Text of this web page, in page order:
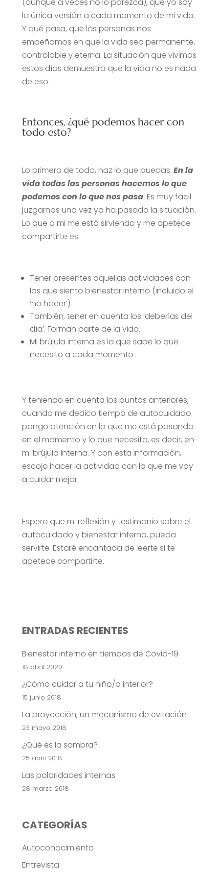
(aunque a veces no lo parezca), que yo soy
la única versión a cada momento de mi vida.
Y qué pasa, que las personas nos
empeñamos en que la vida sea permanente,
controlable y eterna. La situación que vivimos
estos días demuestra que la vida no es nada
de eso.
Entonces, ¿qué podemos hacer con
todo esto?
Lo primero de todo, haz lo que puedas. En la
vida todas las personas hacemos lo que
podemos con lo que nos pasa. Es muy fácil
juzgarnos una vez ya ha pasado la situación.
Lo que a mi me está sirviendo y me apetece
compartirte es:
Tener presentes aquellas actividades con
las que siento bienestar interno (incluido el
‘no hacer’).
También, tener en cuenta los ‘deberías del
día’. Forman parte de la vida.
Mi brújula interna es la que sabe lo que
necesito a cada momento.
Y teniendo en cuenta los puntos anteriores,
cuando me dedico tiempo de autocuidado
pongo atención en lo que me está pasando
en el momento y lo que necesito, es decir, en
mi brújula interna. Y con esta información,
escojo hacer la actividad con la que me voy
a cuidar mejor.
Espero que mi reflexión y testimonio sobre el
autocuidado y bienestar interno, pueda
servirte. Estaré encantada de leerte si te
apetece compartirte.
ENTRADAS RECIENTES
Bienestar interno en tiempos de Covid-19
18 abril 2020
¿Cómo cuidar a tu niño/a interior?
15 junio 2018
La proyección, un mecanismo de evitación
23 mayo 2018
¿Qué es la sombra?
25 abril 2018
Las polaridades internas
28 marzo 2018
CATEGORÍAS
Autoconocimiento
Entrevista